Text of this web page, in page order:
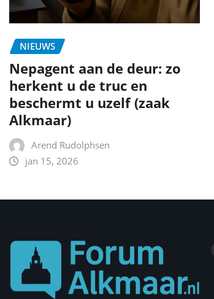
NIEUWS
Nepagent aan de deur: zo
herkent u de truc en
beschermt u uzelf (zaak
Alkmaar)
Arend Rudolphsen
jan 15, 2026